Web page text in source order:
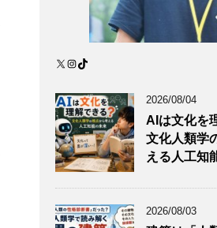
X Instagram
TikTok
2026/08/04
AIは文化を
文化人類学
える人工知
2026/08/03